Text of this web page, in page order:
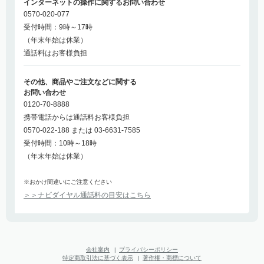
インターネットの操作に関するお問い合わせ
0570-020-077
受付時間：9時～17時
（年末年始は休業）
通話料はお客様負担
その他、商品やご注文などに関する
お問い合わせ
0120-70-8888
携帯電話からは通話料お客様負担
0570-022-188 または 03-6631-7585
受付時間：10時～18時
（年末年始は休業）
※おかけ間違いにご注意ください
＞＞ナビダイヤル通話料の目安はこちら
会社案内 |
プライバシーポリシー
特定商取引法に基づく表示
| 著作権・商標について